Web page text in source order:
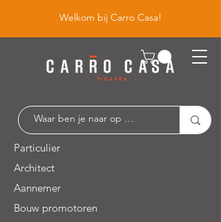
Welkom bij Carro Casa!
Particulier
Architect
Aannemer
Bouw promotoren